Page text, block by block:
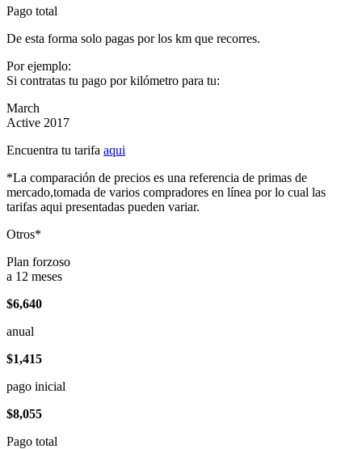
Pago total
De esta forma solo pagas por los km que recorres.
Por ejemplo:
Si contratas tu pago por kilómetro para tu:
March
Active 2017
Encuentra tu tarifa aqui
*La comparación de precios es una referencia de primas de
mercado,tomada de varios compradores en línea por lo cual las
tarifas aqui presentadas pueden variar.
Otros*
Plan forzoso
a 12 meses
$6,640
anual
$1,415
pago inicial
$8,055
Pago total